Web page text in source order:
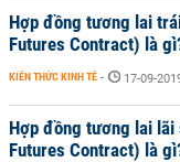
Hợp đồng tương lai
Futures Contract) là
KIẾN THỨC KINH TẾ - 17-09-
Hợp đồng tương lai lãi
Futures Contract) là